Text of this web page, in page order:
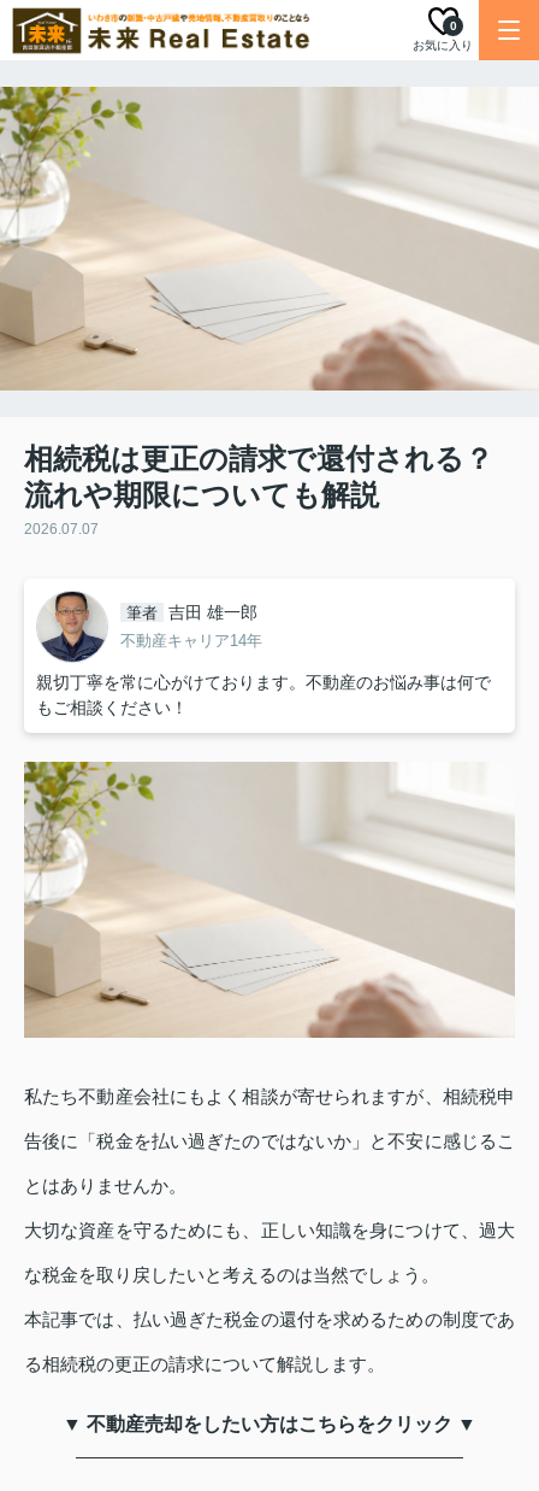
お気に入り
0
相続税は更正の請求で還付される？
流れや期限についても解説
2026.07.07
筆者 吉田 雄一郎
不動産キャリア14年
親切丁寧を常に心がけております。不動産のお悩み事は何で
もご相談ください！
私たち不動産会社にもよく相談が寄せられますが、相続税申
告後に「税金を払い過ぎたのではないか」と不安に感じるこ
とはありませんか。
大切な資産を守るためにも、正しい知識を身につけて、過大
な税金を取り戻したいと考えるのは当然でしょう。
本記事では、払い過ぎた税金の還付を求めるための制度であ
る相続税の更正の請求について解説します。
▼ 不動産売却をしたい方はこちらをクリック ▼